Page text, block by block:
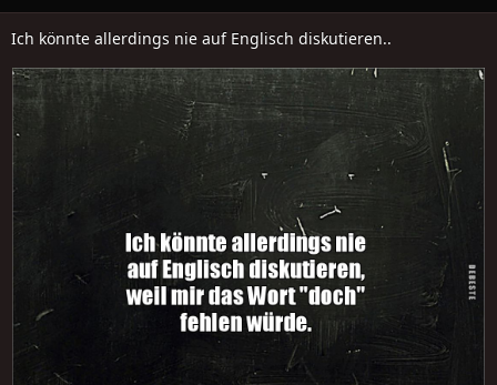
Ich könnte allerdings nie auf Englisch diskutieren..